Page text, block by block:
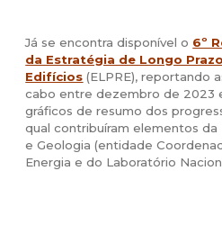
Já se encontra disponível o 6º
da Estratégia de Longo
Edifícios (ELPRE), reportando
cabo entre dezembro de 2023
gráficos de resumo dos
qual contribuíram elementos da
e Geologia (entidade
Energia e do Laboratório